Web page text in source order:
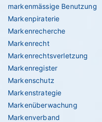
markenmässige Benutzung
Markenpiraterie
Markenrecherche
Markenrecht
Markenrechtsverletzung
Markenregister
Markenschutz
Markenstrategie
Markenüberwachung
Markenverband